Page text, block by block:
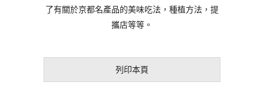
了有關於京都名產品的美味吃法，種植方法，提
攜店等等。
列印本頁